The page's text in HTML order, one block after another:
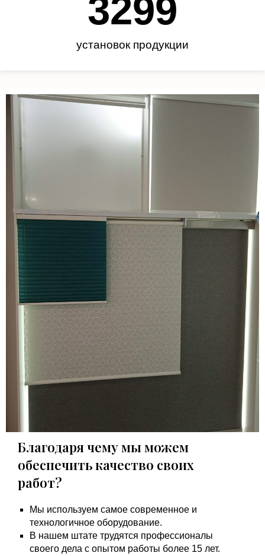
установок продукции
3450
Благодаря чему мы можем
обеспечить качество своих
работ?
Мы используем самое современное и
технологичное оборудование.
В нашем штате трудятся профессионалы
своего дела с опытом работы более 15 лет.